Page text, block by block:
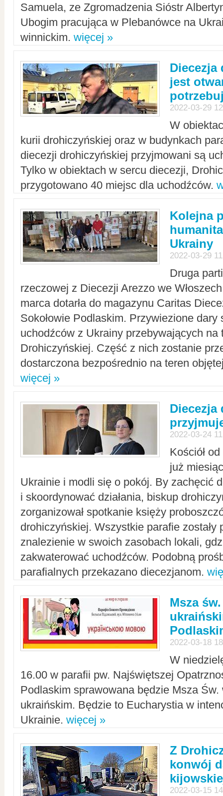
Samuela, ze Zgromadzenia Sióstr
Ubogim pracująca w Plebanówce na
winnickim. więcej »
Diecezja
jest
2022-03-29
W
kurii drohiczyńskiej oraz w budynkach
diecezji drohiczyńskiej przyjmowani są
Tylko w obiektach w sercu diecezji,
przygotowano 40 miejsc dla uchodźców.
Kolejna
Ukrainy
2022-03-29
Druga
rzeczowej z Diecezji Arezzo we
marca dotarła do magazynu Caritas
Sokołowie Podlaskim. Przywiezione dary
uchodźców z Ukrainy przebywających na
Drohiczyńskiej. Część z nich zostanie
dostarczona bezpośrednio na teren
więcej »
Diecezja
2022-03-24
Kościół
już
Ukrainie i modli się o pokój. By zachęcić
i skoordynować działania, biskup
zorganizował spotkanie księży
drohiczyńskiej. Wszystkie parafie zostały
znalezienie w swoich zasobach lokali,
zakwaterować uchodźców. Podobną
parafialnych przekazano diecezjanom.
Msza
2022-03-18
W
16.00 w parafii pw. Najświętszej
Podlaskim sprawowana będzie Msza Św.
ukraińskim. Będzie to Eucharystia w
Ukrainie. więcej »
Z
konwój
2022-03-15